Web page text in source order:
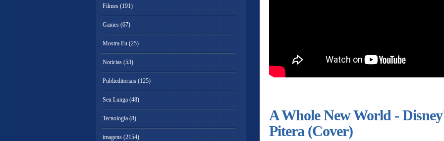
A Whole New World -
Pitera (Cover)
Filmes (191)
Games (67)
Mostra Eu (25)
Noticias (53)
Publieditoriais (125)
Seu Lunga (48)
Tecnologia (8)
imagens (2154)